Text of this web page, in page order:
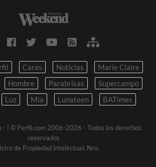
Caras Noticias
Marie Claire
Hombre Parabrisas
Supercampo
Luz Mia Lunateen BATimes
-
| © Perfil.com 2006-2026 - Todos los derechos
reservados
de Propiedad Intelectual: Nro.